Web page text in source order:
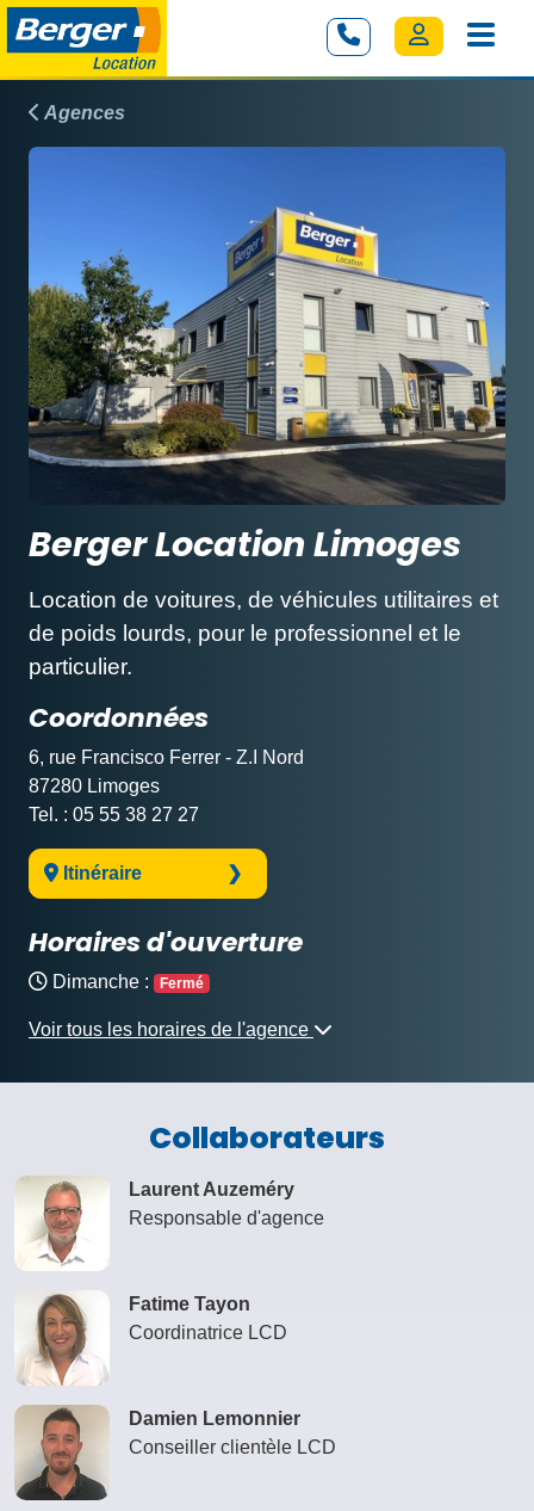
Agences
Berger Location Limoges
Location de voitures, de véhicules utilitaires et
de poids lourds, pour le professionnel et le
particulier.
Coordonnées
6, rue Francisco Ferrer - Z.I Nord
87280 Limoges
Tel. : 05 55 38 27 27
Itinéraire
Horaires d'ouverture
Dimanche : Fermé
Voir tous les horaires de l'agence
Collaborateurs
Laurent Auzeméry
Responsable d'agence
Fatime Tayon
Coordinatrice LCD
Damien Lemonnier
Conseiller clientèle LCD